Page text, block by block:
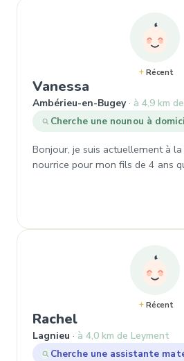
Récent
Vanessa
Ambérieu-en-Bugey
à 4,9 km
Cherche une nounou à
Bonjour, je suis actuellement à
nourrice pour mon fils de 4 ans
Récent
Rachel, Demande de
Lagnieu
à 4,0 km de Leyment
Cherche une assistante